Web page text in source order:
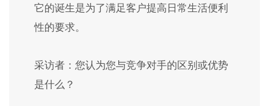
它的诞生是为了满足客户提高日常生活便利
性的要求。
采访者：您认为您与竞争对手的区别或优势
是什么？